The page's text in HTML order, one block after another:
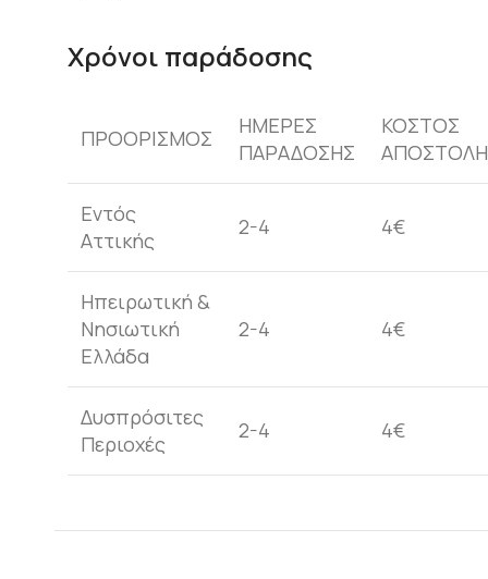
Χρόνοι παράδοσης
ΠΡΟΟΡΙΣΜΟΣ
ΗΜΕΡΕΣ
ΠΑΡΑΔΟΣΗΣ
ΚΟΣΤΟΣ
Εντός
Αττικής
2-4 4€
Ηπειρωτική &
Νησιωτική
Ελλάδα
2-4 4€
Δυσπρόσιτες
Περιοχές
2-4 4€